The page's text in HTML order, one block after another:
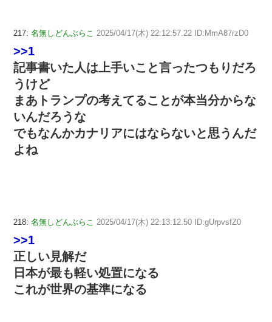
217: 名無しどんぶらこ 2025/04/17(木) 22:12:57.22 ID:MmA87rzD0
>>1
記事書いた人は上手いこと言ったつもりだろ
うけど
まあトランプの考えてることが本当分からな
いんだろうな
でもなんかカナリアにはならないと思うんだ
よね
218: 名無しどんぶらこ 2025/04/17(木) 22:13:12.50 ID:gUrpvsfZ0
>>1
正しい見解だ
日本が最も軽い処置になる
これが世界の基準になる